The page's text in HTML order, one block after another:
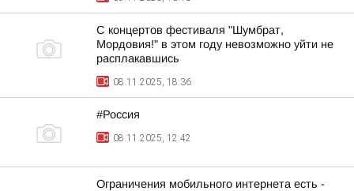
С концертов фестиваля "Шумбрат,
Мордовия!" в этом году невозможно уйти не
расплакавшись
08.11.2025, 18:36
#Россия
08.11.2025, 12:42
Ограничения мобильного интернета есть -